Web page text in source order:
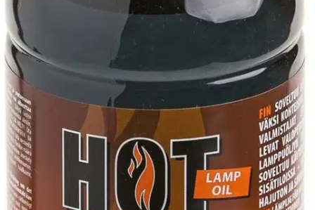
Etu ei koske Suuri‑lisäpalvelulla toimitettavia tuotteita.
Tarkista myymäläsaatavuus
Tuotekuvaus